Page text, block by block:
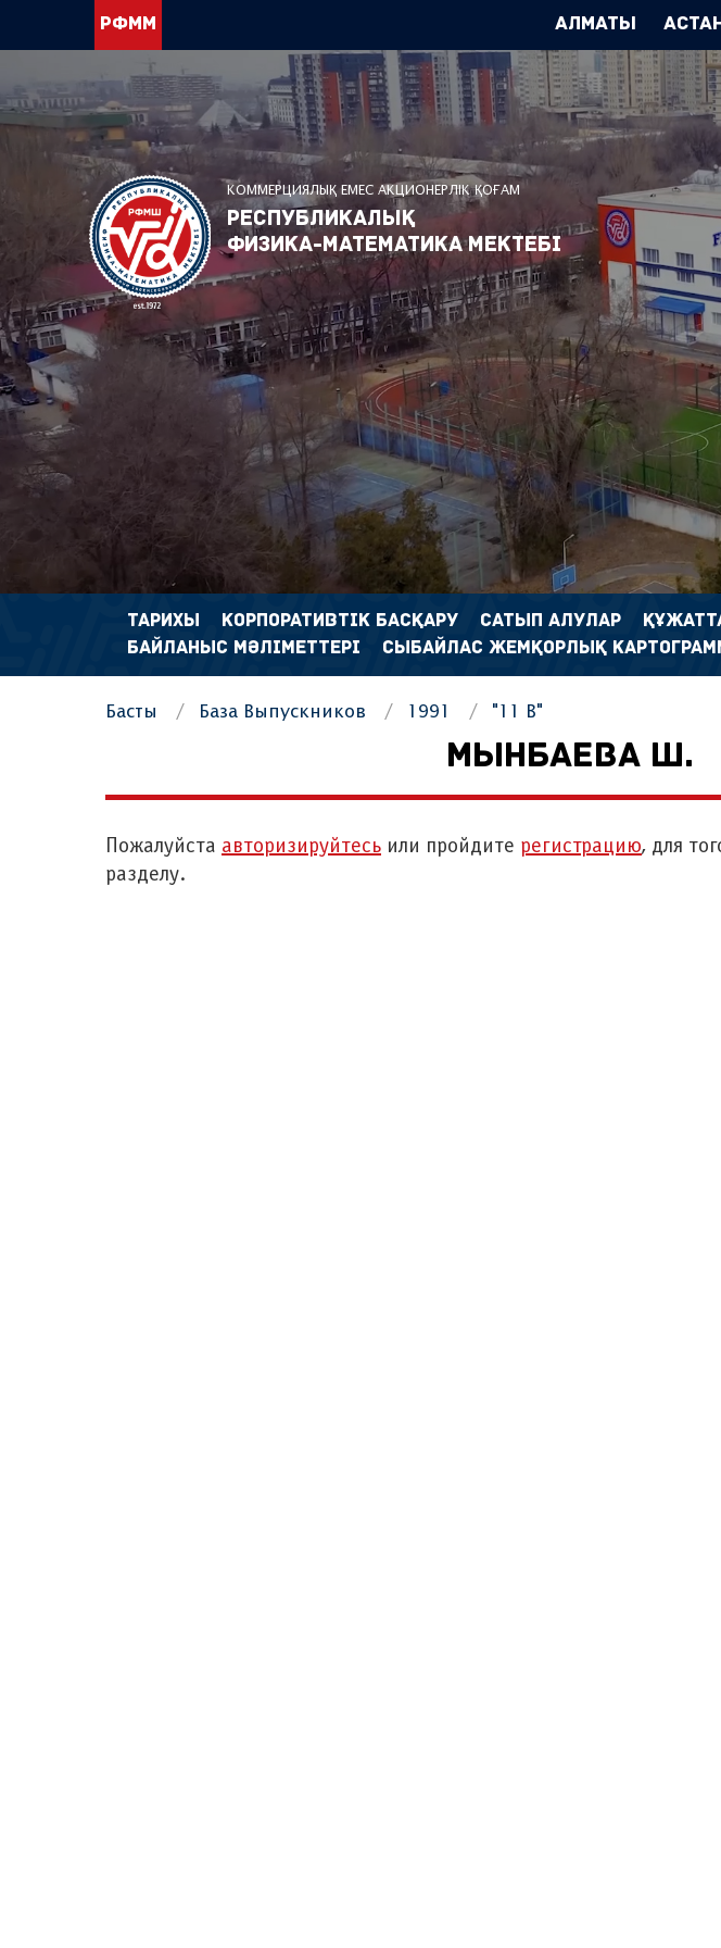
РФММ Алматы
КОММЕРЦИЯЛЫҚ ЕМЕС АКЦИОНЕРЛІК ҚОҒАМ
Республикалық
физика-математика мектебі
ТАРИХЫ КОРПОРАТИВТІК БАСҚАРУ САТЫП АЛУЛАР
БАЙЛАНЫС МӘЛІМЕТТЕРІ
СЫБАЙЛАС ЖЕМҚОРЛЫҚ
Басты База Выпускников 1991 "11 В"
МЫНБАЕВА Ш.
Пожалуйста авторизируйтесь или пройдите регистрацию, для
разделу.